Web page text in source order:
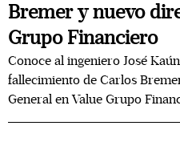
Bremer y nuevo
Grupo Financiero
Conoce al ingeniero José
fallecimiento de Carlos
General en Value Grupo